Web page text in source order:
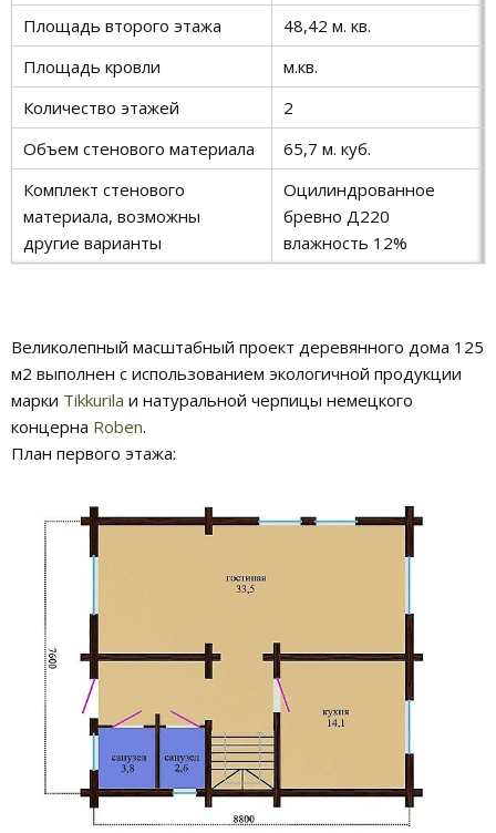
Площадь второго этажа
48,42 м. кв.
Площадь кровли
м.кв.
Количество этажей
2
Объем стенового материала
65,7 м. куб.
Комплект стенового
материала, возможны
другие варианты
Оцилиндрованное
бревно Д220
влажность 12%
Великолепный масштабный проект деревянного дома 125
м2 выполнен с использованием экологичной продукции
марки Tikkurila и натуральной черпицы немецкого
концерна Roben.
План первого этажа: